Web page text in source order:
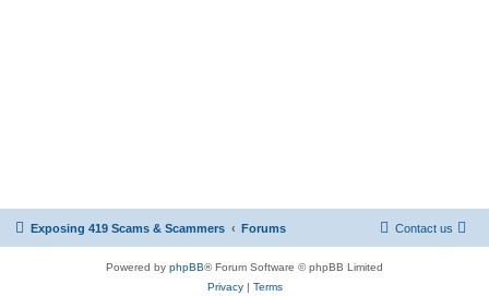
Exposing 419 Scams & Scammers Forums Contact us
Powered by phpBB® Forum Software © phpBB Limited
Privacy| Terms